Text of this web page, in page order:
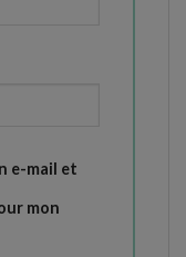
e-mail et
mon